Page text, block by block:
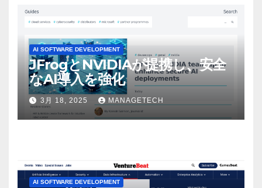
AI SOFTWARE DEVELOPMENT
JFrogとNVIDIAが提携し、安全
なAI導入を強化
3月 18, 2025 MANAGETECH
AI SOFTWARE DEVELOPMENT